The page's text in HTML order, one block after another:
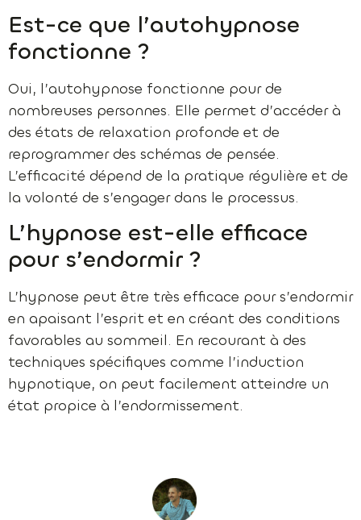
Est-ce que l’autohypnose
fonctionne ?
Oui, l’autohypnose fonctionne pour de
nombreuses personnes. Elle permet d’accéder à
des états de relaxation profonde et de
reprogrammer des schémas de pensée.
L’efficacité dépend de la pratique régulière et de
la volonté de s’engager dans le processus.
L’hypnose est-elle efficace
pour s’endormir ?
L’hypnose peut être très efficace pour s’endormir
en apaisant l’esprit et en créant des conditions
favorables au sommeil. En recourant à des
techniques spécifiques comme l’induction
hypnotique, on peut facilement atteindre un
état propice à l’endormissement.